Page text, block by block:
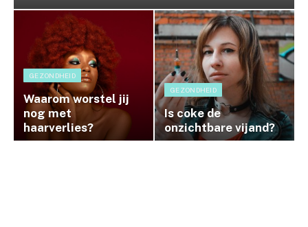
GEZONDHEID
Waarom worstel jij
nog met
haarverlies?
GEZONDHEID
Is coke de
onzichtbare vijand?